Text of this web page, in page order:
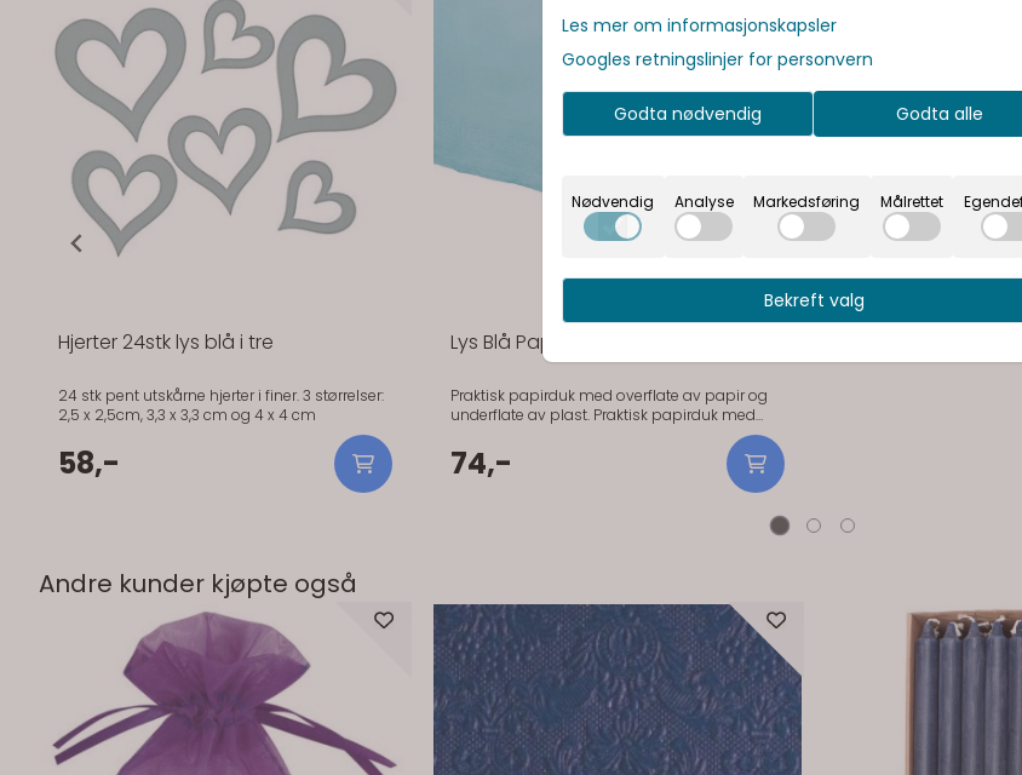
Hjerter 24stk lys blå i tre
24 stk pent utskårne hjerter i finer. 3 størrelser:
2,5 x 2,5cm, 3,3 x 3,3 cm og 4 x 4 cm
58,-
Lys Blå Papirduk 137x274cm
Praktisk papirduk med overflate av papir og
underflate av plast. Praktisk papirduk med
overflate av papir og underflate av plast. Gjør
seg like flott i bursdag som til bryllup. Duken
kan klippes i mindre str. Størrelse: 137x274cm
74,-
Bordkort - Hvit
De søteste små
barnedåp, bryllup og
inneholder 10 bordkort i
49,-
Andre kunder kjøpte også
På lager På lager
Les mer om informasjonskapsler
Googles retningslinjer for personvern
Godta nødvendig Godta alle
Nødvendig Analyse Markedsføring Målrettet
Bekreft valg